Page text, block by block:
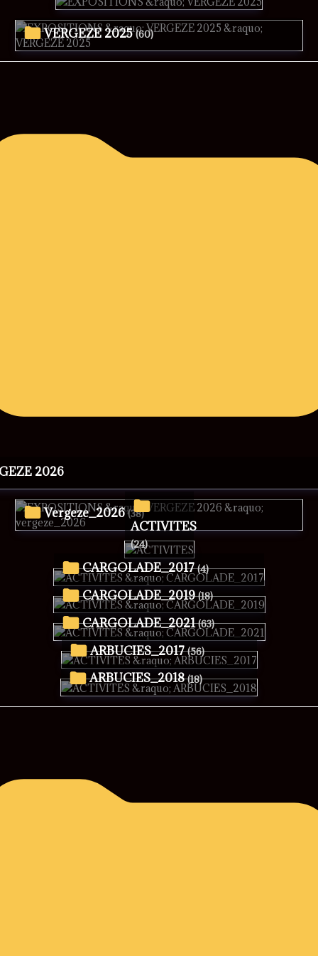
VERGEZE 2025 (60)
2026
vergeze_2026 (38)
ACTIVITES
(24)
CARGOLADE_2017 (4)
CARGOLADE_2019 (18)
CARGOLADE_2021 (63)
ARBUCIES_2017 (56)
ARBUCIES_2018 (18)